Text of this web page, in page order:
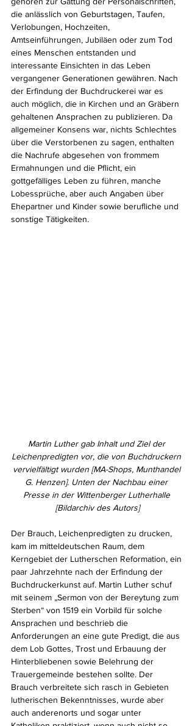
die anlässlich von Geburtstagen, Taufen,
Verlobungen, Hochzeiten,
Amtseinführungen, Jubiläen oder zum Tod
eines Menschen entstanden und
interessante Einsichten in das Leben
vergangener Generationen gewähren. Nach
der Erfindung der Buchdruckerei war es
auch möglich, die in Kirchen und an Gräbern
gehaltenen Ansprachen zu publizieren. Da
allgemeiner Konsens war, nichts Schlechtes
über die Verstorbenen zu sagen, enthalten
die Nachrufe abgesehen von frommem
Ermahnungen und die Pflicht, ein
gottgefälliges Leben zu führen, manche
Lobessprüche, aber auch Angaben über
Ehepartner und Kinder sowie berufliche und
sonstige Tätigkeiten.
Martin Luther gab Inhalt und Ziel der
Leichenpredigten vor, die von Buchdruckern
vervielfältigt wurden [MA-Shops, Munthandel
G. Henzen]. Unten der Nachbau einer
Presse in der Wittenberger Lutherhalle
[Bildarchiv des Autors]
Der Brauch, Leichenpredigten zu drucken,
kam im mitteldeutschen Raum, dem
Kerngebiet der Lutherschen Reformation, ein
paar Jahrzehnte nach der Erfindung der
Buchdruckerkunst auf. Martin Luther schuf
mit seinem „Sermon von der Bereytung zum
Sterben“ von 1519 ein Vorbild für solche
Ansprachen und beschrieb die
Anforderungen an eine gute Predigt, die aus
dem Lob Gottes, Trost und Erbauung der
Hinterbliebenen sowie Belehrung der
Trauergemeinde bestehen sollte. Der
Brauch verbreitete sich rasch in Gebieten
lutherischen Bekenntnisses, wurde aber
auch anderenorts und sogar unter